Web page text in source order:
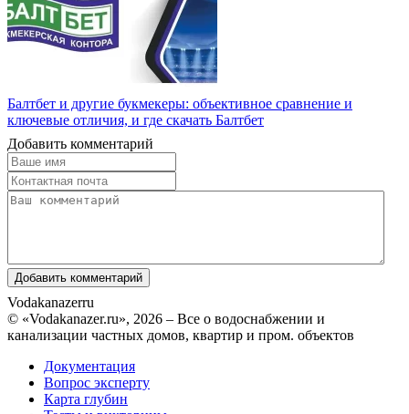
Балтбет и другие букмекеры: объективное сравнение и
ключевые отличия, и где скачать Балтбет
Добавить комментарий
Vodakanazerru
© «Vodakanazer.ru», 2026 – Все о водоснабжении и
канализации частных домов, квартир и пром. объектов
Документация
Вопрос эксперту
Карта глубин